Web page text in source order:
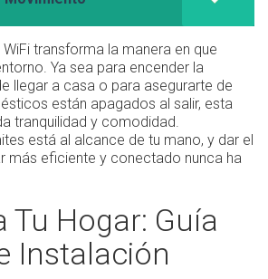
transforma la manera en que
Ya sea para encender la
llegar a casa o para asegurarte de
están apagados al salir, esta
tranquilidad y comodidad.
está al alcance de tu mano, y dar el
más eficiente y conectado nunca ha
Tu Hogar: Guía
Instalación